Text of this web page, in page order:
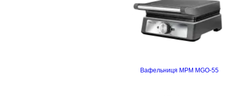
Вафельниця MPM MGO-55